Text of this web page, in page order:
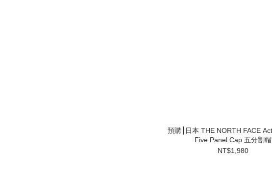
預購┃日本 THE NORTH FACE Active Light
Five Panel Cap 五分割帽
NT$1,980